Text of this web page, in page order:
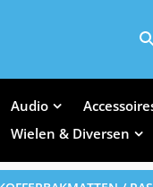
Audio
Wielen & Diversen